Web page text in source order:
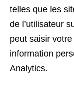
telles que les
de l’utilisateur
peut saisir
information
Analytics.